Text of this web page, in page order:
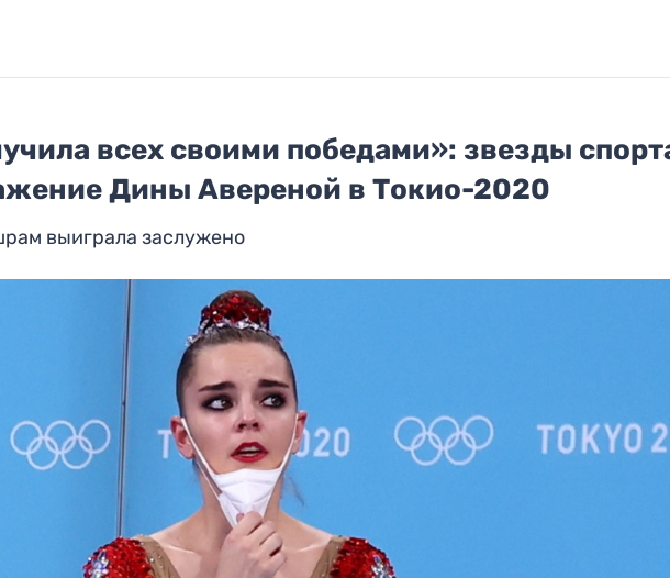
всех своими победами»: звезды
Дины Авереной в Токио-2020
выиграла заслужено